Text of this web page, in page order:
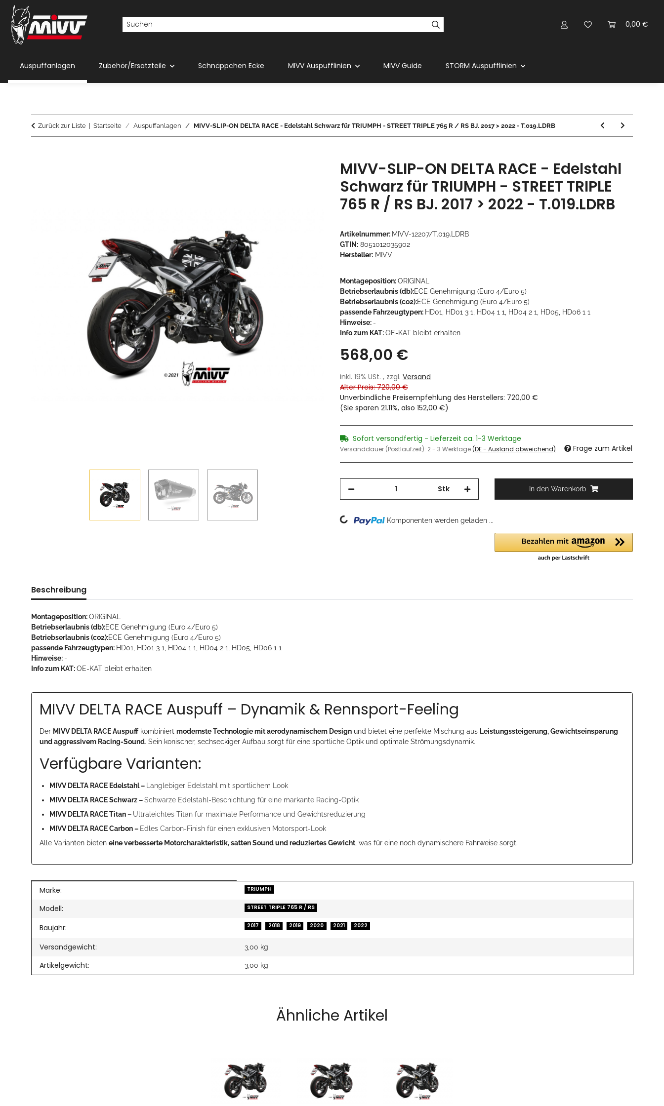
0,00 €
Auspuffanlagen Zubehör/Ersatzteile Schnäppchen Ecke MIVV Auspufflinien MIVV Guide STORM Auspufflinien
Zurück zur Liste Startseite Auspuffanlagen MIVV-SLIP-ON DELTA RACE - Edelstahl Schwarz für TRIUMPH - STREET TRIPLE 765 R / RS BJ. 2017 > 2022 - T.019.LDRB
MIVV-SLIP-ON DELTA RACE - Edelstahl
Schwarz für TRIUMPH - STREET TRIPLE
765 R / RS BJ. 2017 > 2022 - T.019.LDRB
Artikelnummer: MIVV-12207/T.019.LDRB
GTIN: 8051012035902
Hersteller: MIVV
Montageposition:ORIGINAL
Betriebserlaubnis (db):ECE Genehmigung (Euro 4/Euro 5)
Betriebserlaubnis (co2):ECE Genehmigung (Euro 4/Euro 5)
passende Fahrzeugtypen: HD01, HD01 3 1, HD04 1 1, HD04 2 1, HD05, HD06 1 1
Hinweise: -
Info zum KAT:OE-KAT bleibt erhalten
568,00 €
inkl. 19% USt. , zzgl. Versand
Alter Preis: 720,00 €
Unverbindliche Preisempfehlung des Herstellers: 720,00 €
(Sie sparen 21.11%, also 152,00 €)
Sofort versandfertig - Lieferzeit ca. 1-3 Werktage
Versanddauer (Postlaufzeit): 2 - 3 Werktage(DE - Ausland abweichend) Frage zum Artikel
Stk In den Warenkorb
Loading... Komponenten werden geladen ...
Beschreibung
Montageposition:ORIGINAL
Betriebserlaubnis (db):ECE Genehmigung (Euro 4/Euro 5)
Betriebserlaubnis (co2):ECE Genehmigung (Euro 4/Euro 5)
passende Fahrzeugtypen: HD01, HD01 3 1, HD04 1 1, HD04 2 1, HD05, HD06 1 1
Hinweise: -
Info zum KAT:OE-KAT bleibt erhalten
MIVV DELTA RACE Auspuff – Dynamik & Rennsport-Feeling
Der MIVV DELTA RACE Auspuff kombiniert modernste Technologie mit aerodynamischem Design und bietet eine perfekte Mischung aus Leistungssteigerung, Gewichtseinsparung
und aggressivem Racing-Sound. Sein konischer, sechseckiger Aufbau sorgt für eine sportliche Optik und optimale Strömungsdynamik.
Verfügbare Varianten:
MIVV DELTA RACE Edelstahl – Langlebiger Edelstahl mit sportlichem Look
MIVV DELTA RACE Schwarz –Schwarze Edelstahl-Beschichtung für eine markante Racing-Optik
MIVV DELTA RACE Titan – Ultraleichtes Titan für maximale Performance und Gewichtsreduzierung
MIVV DELTA RACE Carbon – Edles Carbon-Finish für einen exklusiven Motorsport-Look
Alle Varianten bieten eine verbesserte Motorcharakteristik, satten Sound und reduziertes Gewicht , was für eine noch dynamischere Fahrweise sorgt.
Produkteigenschaft
Wert
Marke: TRIUMPH
Modell: STREET TRIPLE 765 R / RS
Baujahr: 2017 2018 2019 2020 2021 2022
Versandgewicht: 3,00 kg
Artikelgewicht: 3,00 kg
Ähnliche Artikel